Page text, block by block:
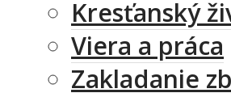
Kresťanský
Viera a práca
Zakladanie